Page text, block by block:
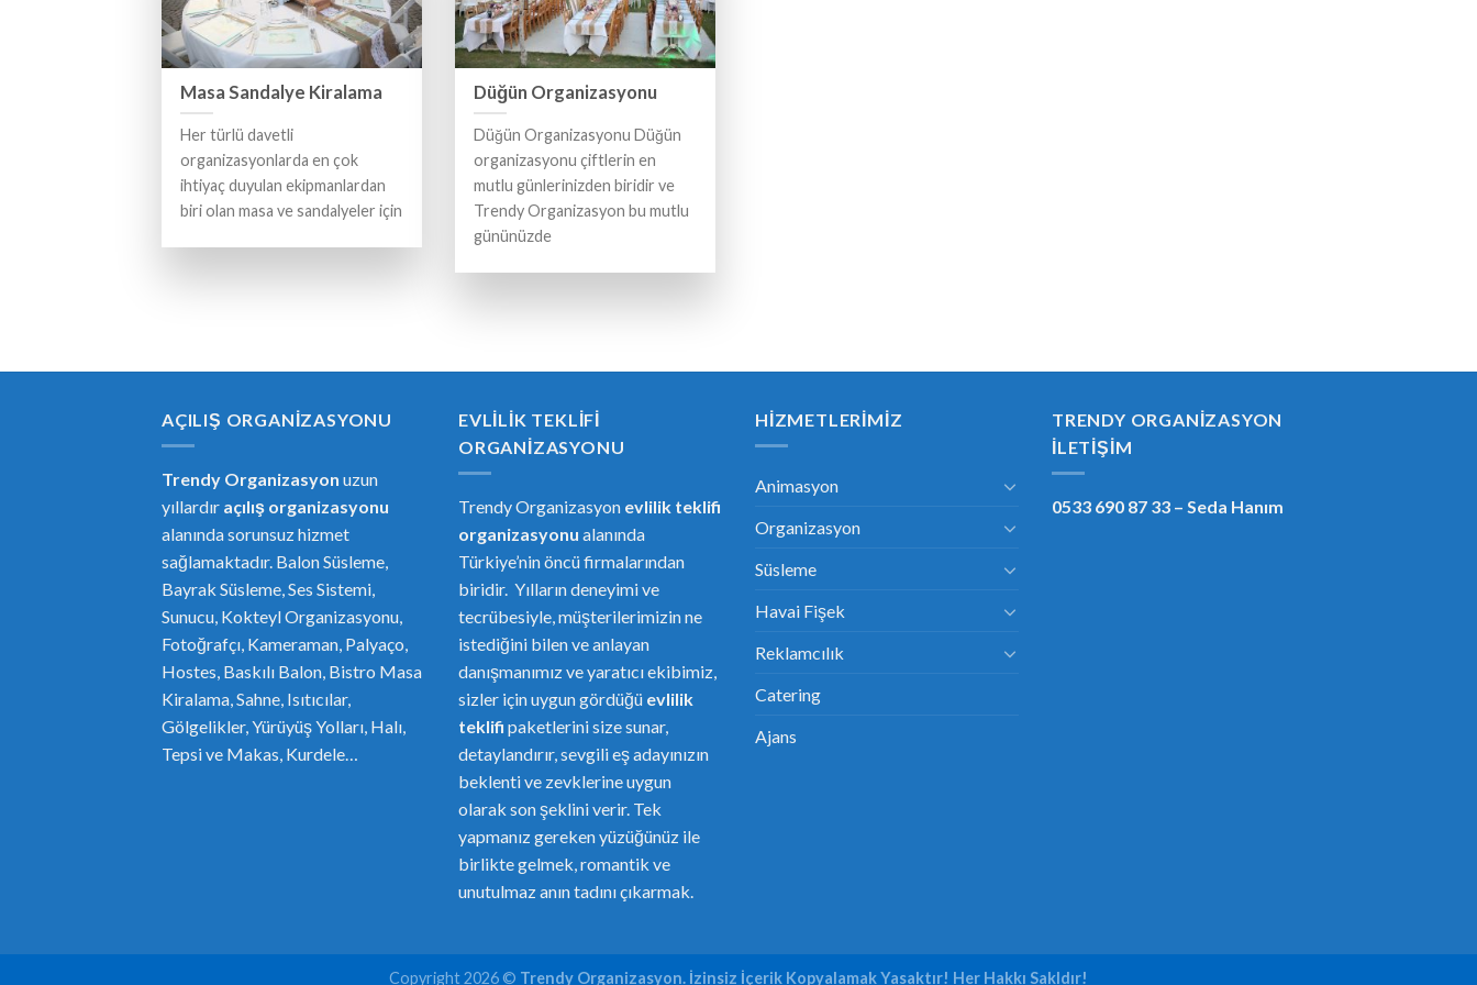
Masa Sandalye Kiralama
Her türlü davetli
organizasyonlarda en çok
ihtiyaç duyulan ekipmanlardan
biri olan masa ve sandalyeler için
Düğün Organizasyonu
Düğün Organizasyonu Düğün
organizasyonu çiftlerin en
mutlu günlerinizden biridir ve
Trendy Organizasyon bu mutlu
gününüzde
AÇILIŞ ORGANIZASYONU
Trendy Organizasyon uzun
yıllardır açılış organizasyonu
alanında sorunsuz hizmet
sağlamaktadır. Balon Süsleme,
Bayrak Süsleme, Ses Sistemi,
Sunucu, Kokteyl Organizasyonu,
Fotoğrafçı, Kameraman, Palyaço,
Hostes, Baskılı Balon, Bistro Masa
Kiralama, Sahne, Isıtıcılar,
Gölgelikler, Yürüyüş Yolları, Halı,
Tepsi ve Makas, Kurdele…
EVLILIK TEKLIFI
ORGANIZASYONU
Trendy Organizasyon evlilik teklifi
organizasyonu alanında
Türkiye’nin öncü firmalarından
biridir. Yılların deneyimi ve
tecrübesiyle, müşterilerimizin ne
istediğini bilen ve anlayan
danışmanımız ve yaratıcı ekibimiz,
sizler için uygun gördüğü evlilik
teklifi paketlerini size sunar,
detaylandırır, sevgili eş adayınızın
beklenti ve zevklerine uygun
olarak son şeklini verir. Tek
yapmanız gereken yüzüğünüz ile
birlikte gelmek, romantik ve
unutulmaz anın tadını çıkarmak.
HIZMETLERIMIZ
Animasyon
Organizasyon
Süsleme
Havai Fişek
Reklamcılık
Catering
Ajans
TRENDY ORGANIZASYON
İLETIŞIM
0533 690 87 33 – Seda Hanım
Copyright 2026 © Trendy Organizasyon. İzinsiz İçerik Kopyalamak Yasaktır! Her Hakkı Sakldır!